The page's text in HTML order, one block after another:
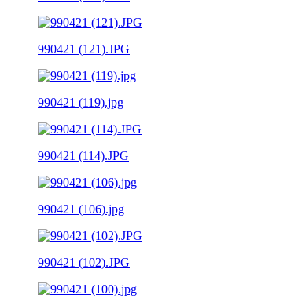
990421 (121).JPG
990421 (119).jpg
990421 (114).JPG
990421 (106).jpg
990421 (102).JPG